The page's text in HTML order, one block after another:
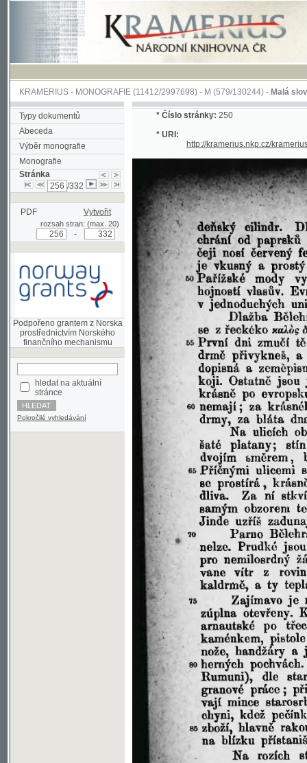
KRAMERIUS-MONOGRAFIE(11412/2997698) -M (579/130244)-Malá
Typy dokumentů
Abeceda
Výběr monografie
Monografie
Stránka
/332
PDF Vytvořit
rozsah stran: (max. 20)
Podpořeno grantem z Norska
prostřednictvím Norského
hledat na aktuální
stránce
Pokročilé vyhledávání
http://kramerius.nkp.cz/kramerius/